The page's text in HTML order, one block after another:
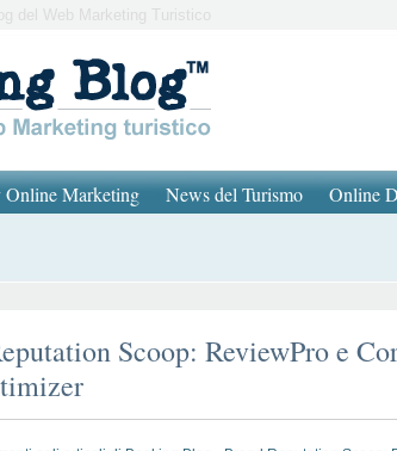
del Web Marketing Turistico
Marketing News del Turismo Online
Scoop: ReviewPro e